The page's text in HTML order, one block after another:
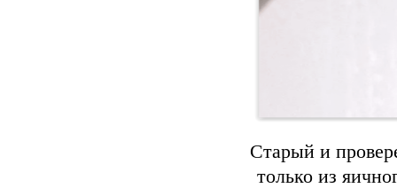
Старый и
только из